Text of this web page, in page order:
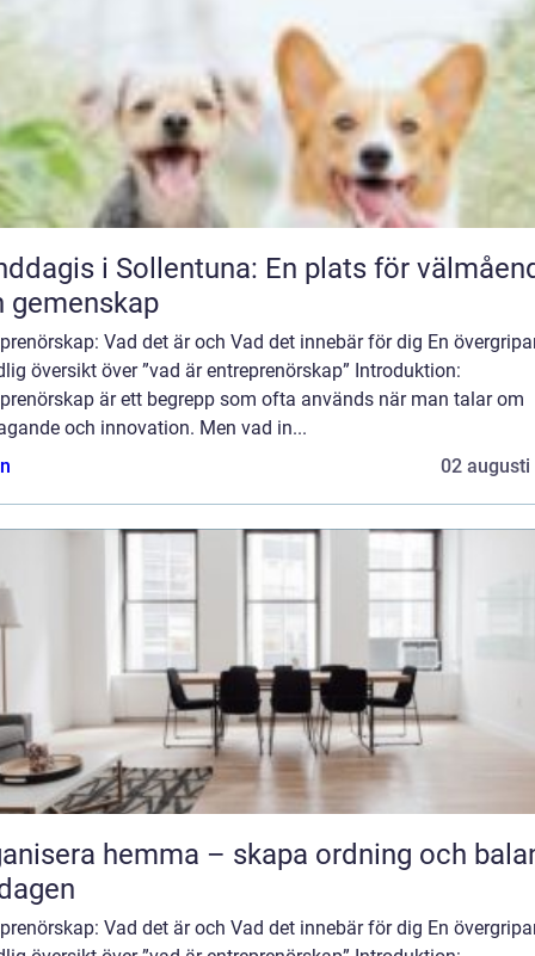
i Sollentuna: En plats för
gemenskap
Vad det är och Vad det innebär för dig En
översikt över ”vad är entreprenörskap” Introduktion:
är ett begrepp som ofta används när man talar om
och innovation. Men vad in...
02 augusti
hemma – skapa ordning och
Vad det är och Vad det innebär för dig En